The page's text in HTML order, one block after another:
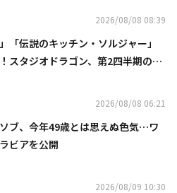
2026/08/08 08:39
「伝説のキッチン・ソルジャー」
スタジオドラゴン、第2四半期の売
2026/08/08 06:21
ブ、今年49歳とは思えぬ色気…ワ
ビアを公開
2026/08/09 10:30